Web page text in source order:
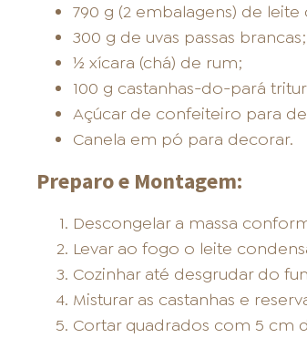
790 g (2 embalagens) de
300 g de uvas passas brancas;
½ xícara (chá) de rum;
100 g castanhas-do-pará
Açúcar de confeiteiro para
Canela em pó para decorar.
Preparo e Montagem:
Descongelar a massa
Levar ao fogo o leite
Cozinhar até desgrudar do
Misturar as castanhas e
Cortar quadrados com 5 cm